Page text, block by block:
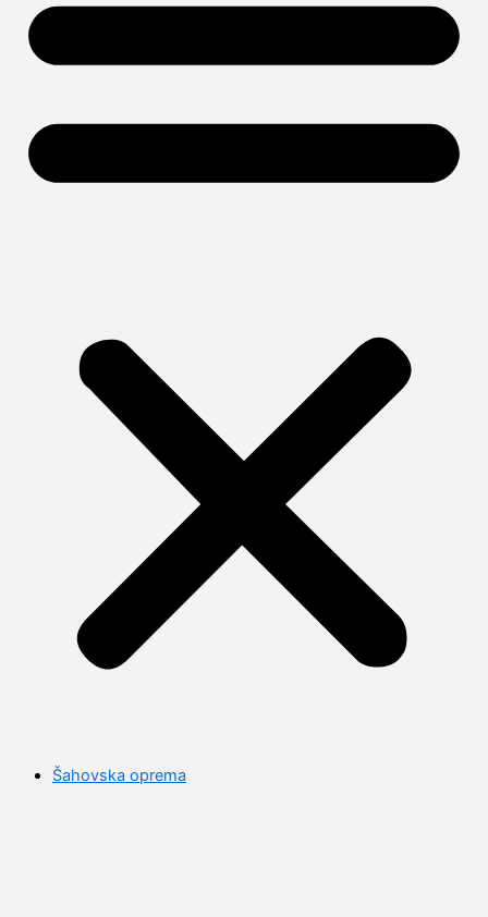
Šahovska oprema